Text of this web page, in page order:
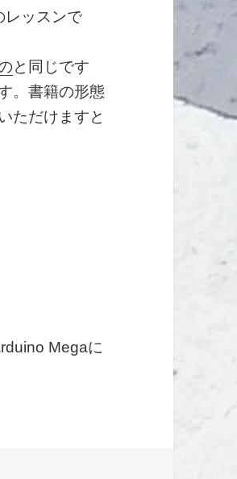
レッスンで
と同じです
。書籍の形態
ただけますと
Megaに